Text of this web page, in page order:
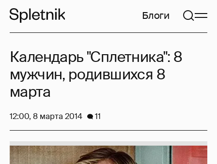
Блоги
Календарь "Сплетника": 8
мужчин, родившихся 8
марта
12:00, 8 марта 2014 11